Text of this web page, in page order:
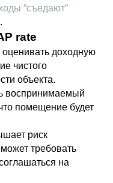
“съедают”
.
rate
оценивать доходную
чистого
объекта.
воспринимаемый
помещение будет
риск
требовать
на